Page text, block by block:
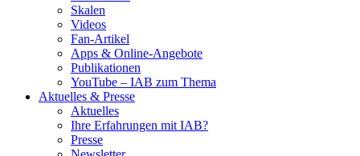
Skalen
Videos
Fan-Artikel
Apps & Online-Angebote
Publikationen
YouTube – IAB zum Thema
Aktuelles & Presse
Aktuelles
Ihre Erfahrungen mit IAB?
Presse